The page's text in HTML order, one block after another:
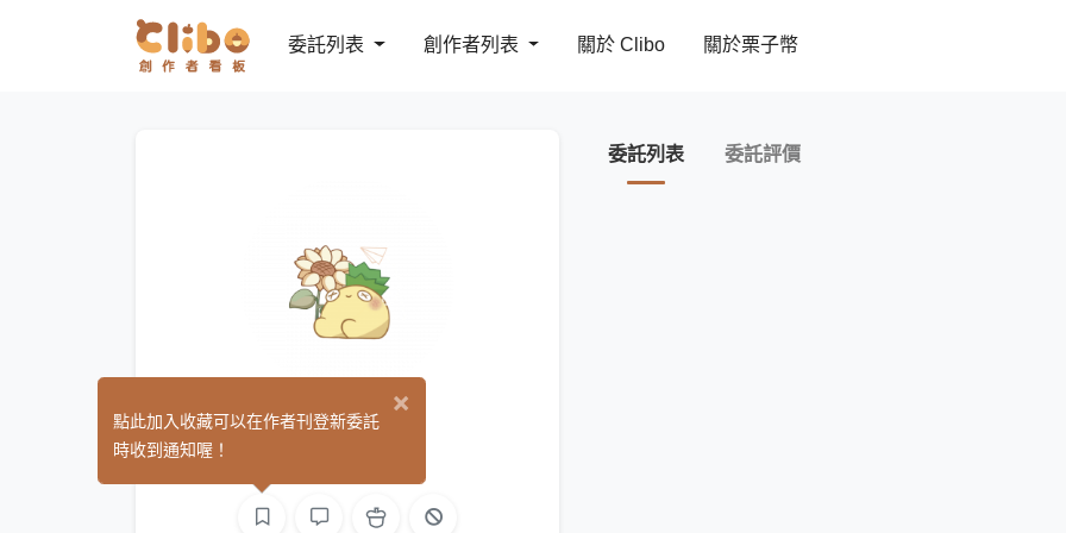
委託列表 創作者列表 關於 Clibo 關於栗子幣
MU23
委託列表 委託評價
×
點此加入收藏可以在作者刊登新委託
時收到通知喔！